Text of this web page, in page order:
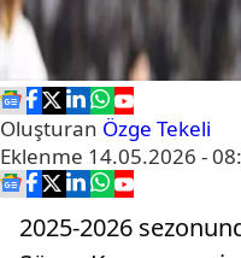
Oluşturan Özge Tekeli
Eklenme 14.05.2026 -
2025-2026